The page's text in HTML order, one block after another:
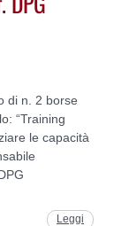
di n. 2 borse
“Training
le capacità
Leggi